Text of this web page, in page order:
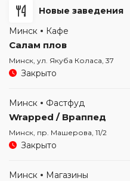
Новые заведения
Минск
Кафе
Салам плов
Минск, ул. Якуба Коласа, 37
Закрыто
Минск Фастфуд
Wrapped / Враппед
Минск, пр. Машерова, 11/2
Закрыто
Минск Магазины